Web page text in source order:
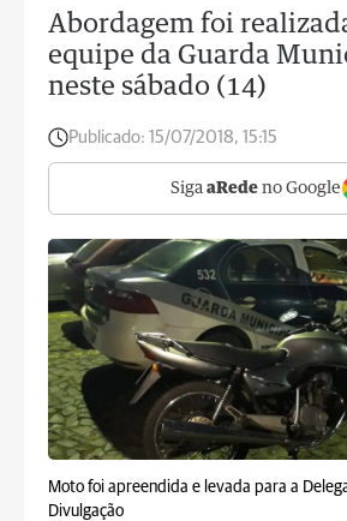
Abordagem foi
equipe da Guarda
neste sábado (14)
Publicado: 15/07/2018, 15:15
Siga aRede no Google
Moto foi apreendida e levada para a
Divulgação